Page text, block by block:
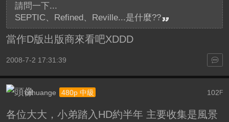
請問一下...
SEPTIC、Refined、Reville...是什麼??
當作D版出版商來看吧XDDD
2008-7-2 17:31:39
102F
cchuange 480p 中級
各位大大，小弟踏入HD約半年 主要收集是風景